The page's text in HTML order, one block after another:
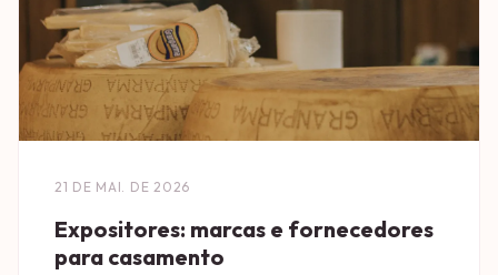
21 DE MAI. DE 2026
Expositores: marcas e fornecedores
para casamento